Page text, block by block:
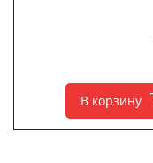
В корзину